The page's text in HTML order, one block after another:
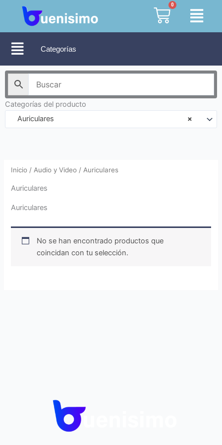
contenido
0
Cart
Categorías
Categorías del producto
×
Auriculares
Inicio / Audio y Video / Auriculares
Auriculares
Auriculares
No se han encontrado productos que
coincidan con tu selección.